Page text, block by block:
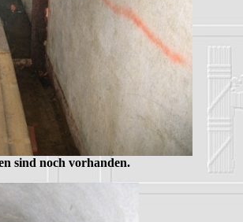
sind noch vorhanden.